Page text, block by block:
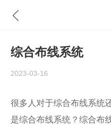
综合布线系统
2023-03-16
很多人对于综合布线系统
是综合布线系统？综合布